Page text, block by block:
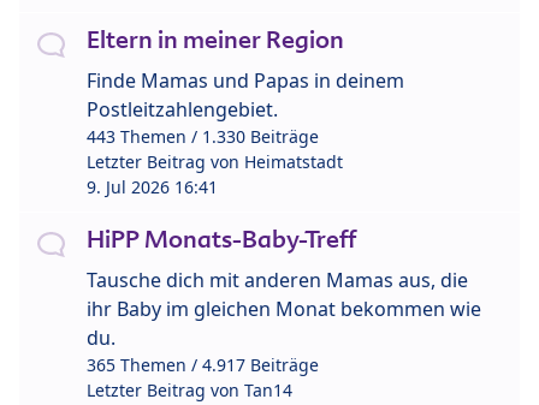
Eltern in meiner Region
Finde Mamas und Papas in deinem
Postleitzahlengebiet.
443 Themen / 1.330 Beiträge
Letzter Beitrag von Heimatstadt
9. Jul 2026 16:41
HiPP Monats-Baby-Treff
Tausche dich mit anderen Mamas aus, die
ihr Baby im gleichen Monat bekommen wie
du.
365 Themen / 4.917 Beiträge
Letzter Beitrag von Tan14